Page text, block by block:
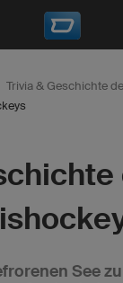
Trivia & Geschichte
See